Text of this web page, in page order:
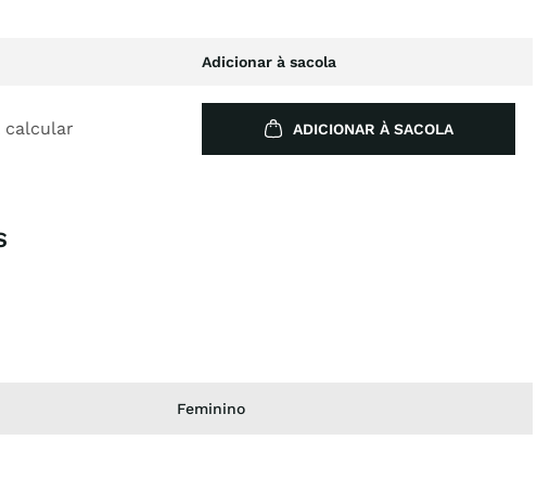
Adicionar à sacola
calcular ADICIONAR À SACOLA
Feminino